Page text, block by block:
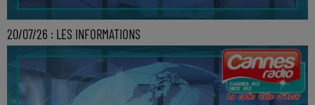
20/07/26 : LES INFORMATIONS